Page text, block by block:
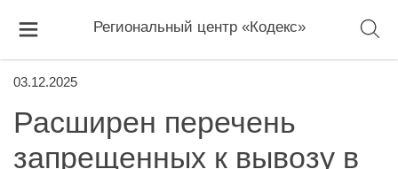
Региональный центр «Кодекс»
03.12.2025
Расширен перечень
запрещенных к вывозу в